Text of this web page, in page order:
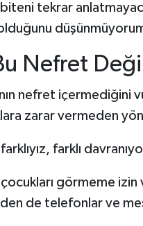
tekrar
Nefret
nefret içermediğini
zarar vermeden
farklı
görmeme
de telefonlar ve